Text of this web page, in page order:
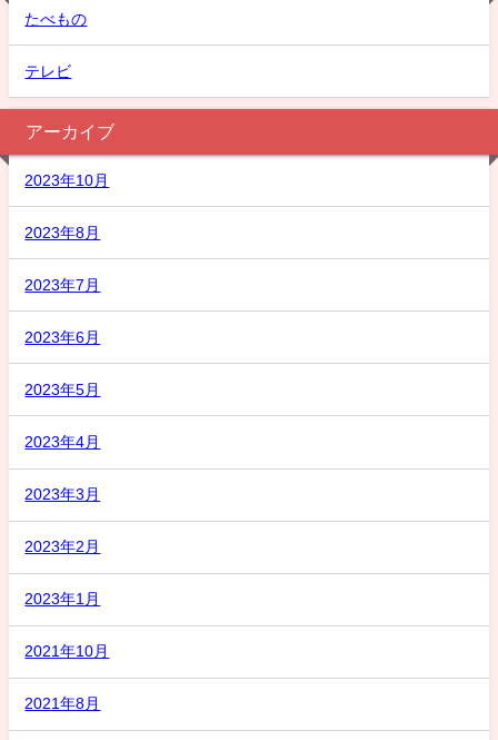
たべもの
テレビ
アーカイブ
2023年10月
2023年8月
2023年7月
2023年6月
2023年5月
2023年4月
2023年3月
2023年2月
2023年1月
2021年10月
2021年8月